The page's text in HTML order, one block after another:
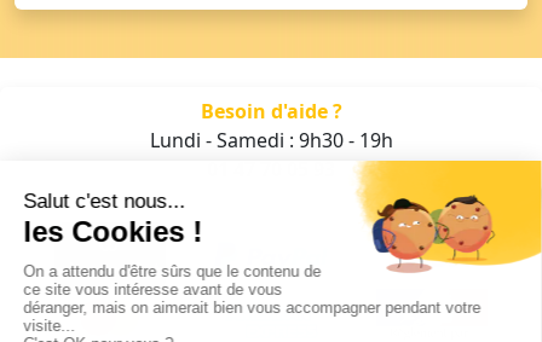
Besoin d'aide ?
Lundi - Samedi : 9h30 - 19h